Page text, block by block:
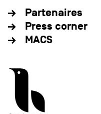
Partenaires
Press corner
MACS